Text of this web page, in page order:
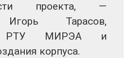
проекта, —
Игорь Тарасов,
РТУ МИРЭА и
корпуса.